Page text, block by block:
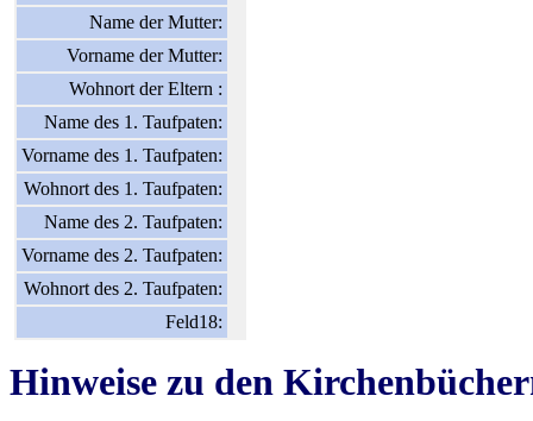
Name der Mutter:
Vorname der Mutter:
Wohnort der Eltern :
Name des 1. Taufpaten:
Vorname des 1. Taufpaten:
Wohnort des 1. Taufpaten:
Name des 2. Taufpaten:
Vorname des 2. Taufpaten:
Wohnort des 2. Taufpaten:
Feld18:
Hinweise zu den